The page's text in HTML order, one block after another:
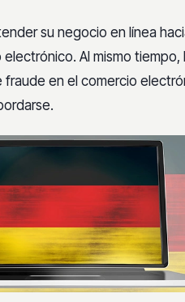
su negocio en línea
Al mismo
en el comercio